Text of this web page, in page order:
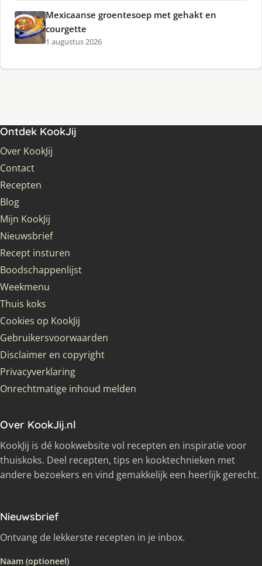
Mexicaanse groentesoep met gehakt en
courgette
1 augustus 2026
Ontdek KookJij
Over KookJij
Contact
Recepten
Blog
Mijn KookJij
Nieuwsbrief
Recept insturen
Boodschappenlijst
Weekmenu
Thuis koks
Cookies op KookJij
Gebruikersvoorwaarden
Disclaimer en copyright
Privacyverklaring
Onrechtmatige inhoud melden
Over KookJij.nl
KookJij is dé kookwebsite vol recepten en inspiratie voor
thuiskoks. Deel recepten, tips en kooktechnieken met
andere bezoekers en vind gemakkelijk een heerlijk gerecht.
Nieuwsbrief
Ontvang de lekkerste recepten in je inbox.
Naam (optioneel)